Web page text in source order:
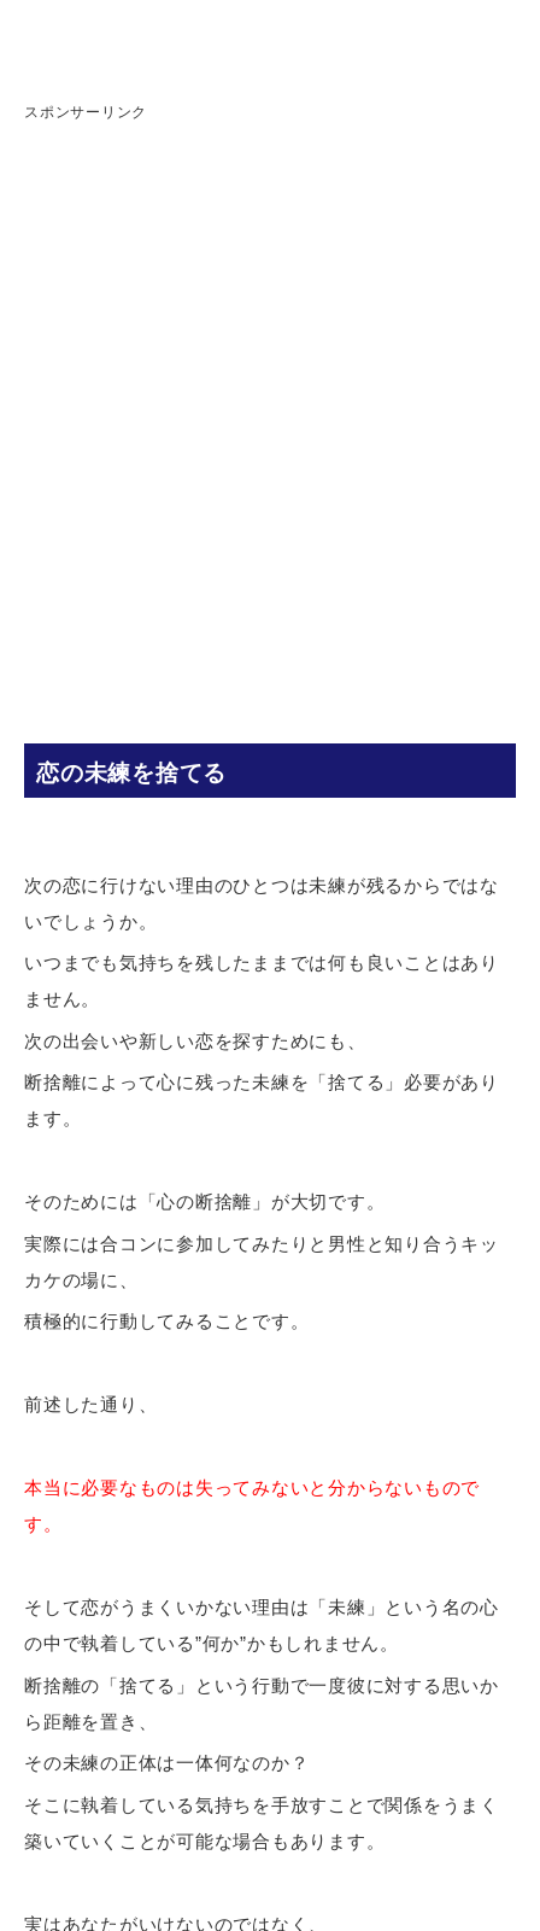
スポンサーリンク
恋の未練を捨てる
次の恋に行けない理由のひとつは未練が残るからではな
いでしょうか。
いつまでも気持ちを残したままでは何も良いことはあり
ません。
次の出会いや新しい恋を探すためにも、
断捨離によって心に残った未練を「捨てる」必要があり
ます。
そのためには「心の断捨離」が大切です。
実際には合コンに参加してみたりと男性と知り合うキッ
カケの場に、
積極的に行動してみることです。
前述した通り、
本当に必要なものは失ってみないと分からないもので
す。
そして恋がうまくいかない理由は「未練」という名の心
の中で執着している”何か”かもしれません。
断捨離の「捨てる」という行動で一度彼に対する思いか
ら距離を置き、
その未練の正体は一体何なのか？
そこに執着している気持ちを手放すことで関係をうまく
築いていくことが可能な場合もあります。
実はあなたがいけないのではなく、